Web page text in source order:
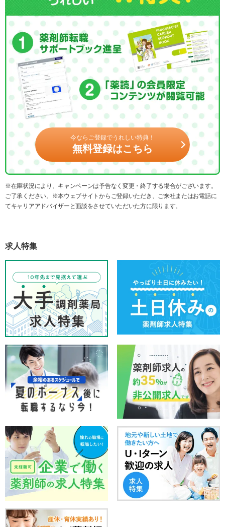
今ならご登録でうれしい特典！
無料登録はこちら
※在庫状況により、キャンペーンは予告なく変更・終了する場合がございます。
ご了承ください。※本ウェブサイトからご登録いただき、ご来社またはお電話に
てキャリアアドバイザーと面談をさせていただいた方に限ります。
求人特集